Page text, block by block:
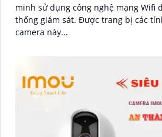
minh sử dụng công nghệ mạng Wifi
thống giám sát. Được trang bị các tính năng tiên tiến,
camera này...